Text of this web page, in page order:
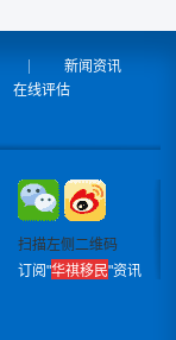
新闻资讯
在线评估
扫描左侧二维码
订阅"华祺移民"资讯